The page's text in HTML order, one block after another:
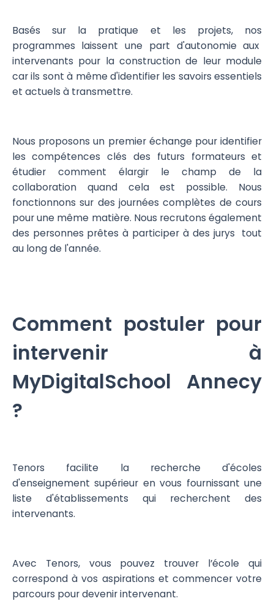
Basés sur la pratique et les projets, nos
programmes laissent une part d'autonomie aux
intervenants pour la construction de leur module
car ils sont à même d'identifier les savoirs essentiels
et actuels à transmettre.
Nous proposons un premier échange pour identifier
les compétences clés des futurs formateurs et
étudier comment élargir le champ de la
collaboration quand cela est possible. Nous
fonctionnons sur des journées complètes de cours
pour une même matière. Nous recrutons également
des personnes prêtes à participer à des jurys tout
au long de l'année.
Comment postuler pour
intervenir à
MyDigitalSchool Annecy
?
Tenors facilite la recherche d'écoles
d'enseignement supérieur en vous fournissant une
liste d'établissements qui recherchent des
intervenants.
Avec Tenors, vous pouvez trouver l’école qui
correspond à vos aspirations et commencer votre
parcours pour devenir intervenant.